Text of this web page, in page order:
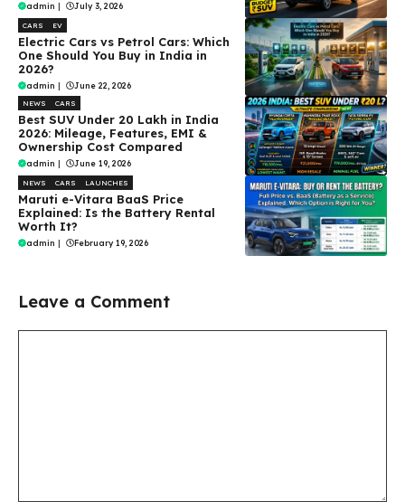
admin July 3, 2026
CARS EV
Electric Cars vs Petrol Cars: Which
One Should You Buy in India in
2026?
admin | June 22, 2026
NEWS CARS
Best SUV Under ₹20 Lakh in India
2026: Mileage, Features, EMI &
Ownership Cost Compared
admin | June 19, 2026
NEWS CARS LAUNCHES
Maruti e-Vitara BaaS Price
Explained: Is the Battery Rental
Worth It?
admin | February 19, 2026
Leave a Comment